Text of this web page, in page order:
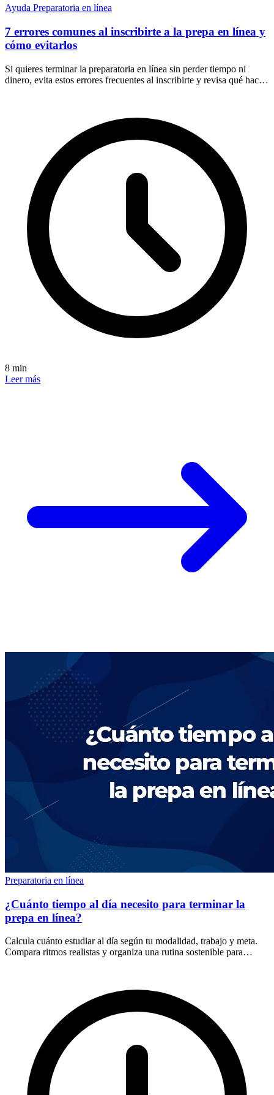
Ayuda Preparatoria en línea
7 errores comunes al inscribirte a la prepa en línea y
cómo evitarlos
Si quieres terminar la preparatoria en línea sin perder tiempo ni
dinero, evita estos errores frecuentes al inscribirte y revisa qué hacer
8 min
Leer más
Preparatoria en línea
¿Cuánto tiempo al día necesito para terminar la
prepa en línea?
Calcula cuánto estudiar al día según tu modalidad, trabajo y meta.
Compara ritmos realistas y organiza una rutina sostenible para